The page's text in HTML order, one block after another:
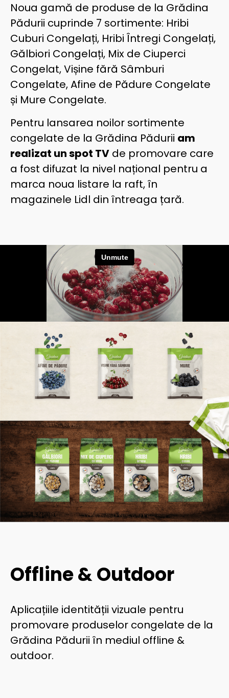
Noua gamă de produse de la Grădina
Pădurii cuprinde 7 sortimente: Hribi
Cuburi Congelați, Hribi Întregi Congelați,
Gălbiori Congelați, Mix de Ciuperci
Congelat, Vișine fără Sâmburi
Congelate, Afine de Pădure Congelate
și Mure Congelate.
Pentru lansarea noilor sortimente
congelate de la Grădina Pădurii am
realizat un spot TV de promovare care
a fost difuzat la nivel național pentru a
marca noua listare la raft, în
magazinele Lidl din întreaga țară.
Offline & Outdoor
Aplicațiile identității vizuale pentru
promovare produselor congelate de la
Grădina Pădurii în mediul offline &
outdoor.